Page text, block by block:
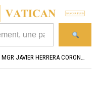
L’ÉCOLE JEANNE D’ARC CÉLÈBRE SES NOUVEAUX BACHELIERS : UNE TRADITION QUI RASSEMBLE
ENTRETIEN AVEC S.E. MGR JAVIER HERRERA CORONA, NONCE APOSTOLIQUE EN ALGÉRIE ET EN TUNISIE